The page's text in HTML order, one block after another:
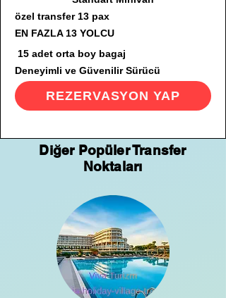
özel transfer 13 pax
EN FAZLA 13 YOLCU
15 adet orta boy bagaj
Deneyimli ve Güvenilir Sürücü
REZERVASYON YAP
Diğer Popüler Transfer
Noktaları